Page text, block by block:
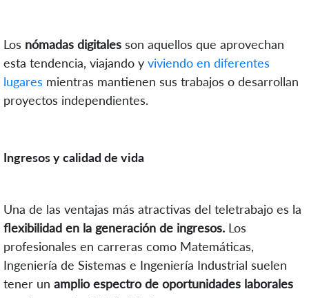
Los nómadas digitales son aquellos que aprovechan
esta tendencia, viajando y viviendo en diferentes
lugares mientras mantienen sus trabajos o desarrollan
proyectos independientes.
Ingresos y calidad de vida
Una de las ventajas más atractivas del teletrabajo es la
flexibilidad en la generación de ingresos. Los
profesionales en carreras como Matemáticas,
Ingeniería de Sistemas e Ingeniería Industrial suelen
tener un amplio espectro de oportunidades laborales